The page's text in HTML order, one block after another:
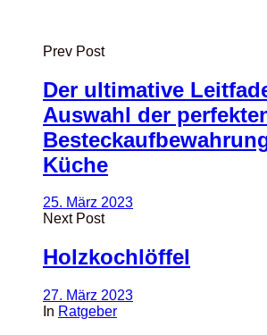
Prev Post
Der ultimative
Auswahl der
Küche
25. März 2023
Next Post
Holzkochlöffel
27. März 2023
In Ratgeber